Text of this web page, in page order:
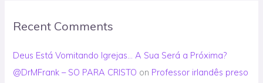
Recent Comments
Deus Está Vomitando Igrejas… A Sua Será a Próxima?
@DrMFrank – SO PARA CRISTO on Professor irlandês preso